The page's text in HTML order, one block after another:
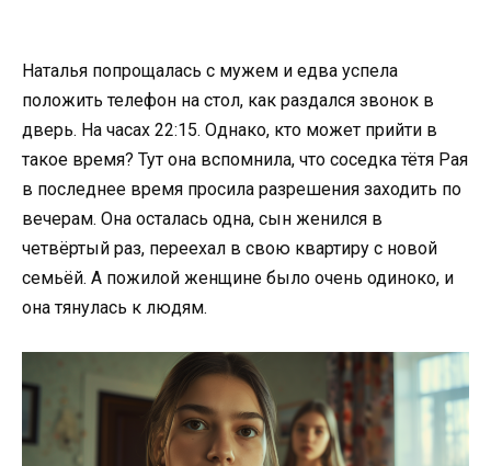
Наталья попрощалась с мужем и едва успела
положить телефон на стол, как раздался звонок в
дверь. На часах 22:15. Однако, кто может прийти в
такое время? Тут она вспомнила, что соседка тётя Рая
в последнее время просила разрешения заходить по
вечерам. Она осталась одна, сын женился в
четвёртый раз, переехал в свою квартиру с новой
семьёй. А пожилой женщине было очень одиноко, и
она тянулась к людям.